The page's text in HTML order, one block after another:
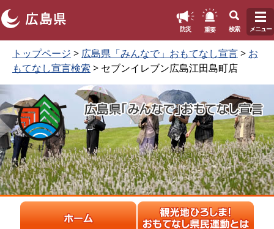
ペ
の
先
頭
で
す
。
本
読
む
防災 重要 検索 メニュー
トップページ > 広島県「みんなで」おもてなし宣言> お
もてなし宣言検索 > セブンイレブン広島江田島町店